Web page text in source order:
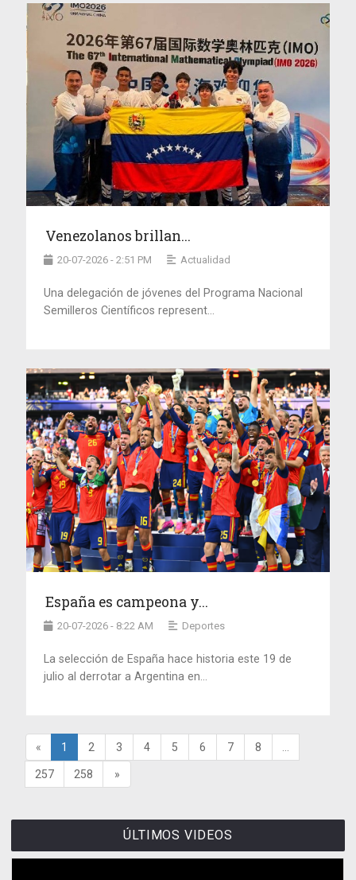
Venezolanos brillan...
20-07-2026 - 2:51 PM Actualidad
Una delegación de jóvenes del Programa Nacional
Semilleros Científicos represent...
España es campeona y...
20-07-2026 - 8:22 AM Deportes
La selección de España hace historia este 19 de
julio al derrotar a Argentina en...
« 1 2 3 4 5 6 7 8
257 258 »
ÚLTIMOS VIDEOS